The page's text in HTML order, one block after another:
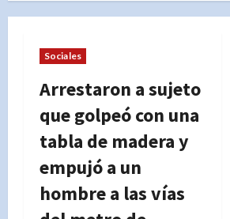
Sociales
Arrestaron a sujeto
que golpeó con una
tabla de madera y
empujó a un
hombre a las vías